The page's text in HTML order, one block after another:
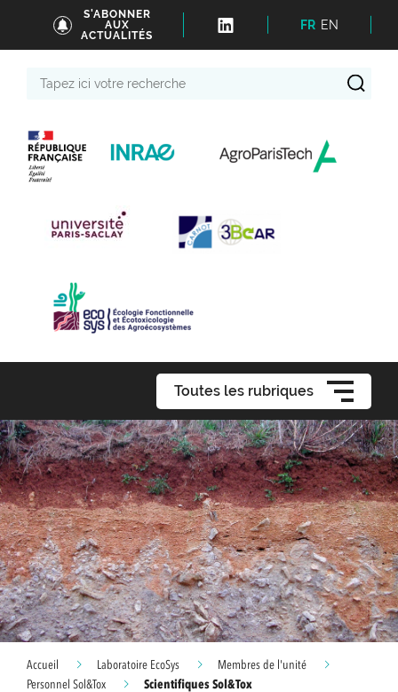
S'ABONNER
AUX
ACTUALITÉS
FR EN
Toutes les rubriques
Accueil Laboratoire EcoSys
Membres de l'unité
Personnel Sol&Tox
Scientifiques Sol&Tox